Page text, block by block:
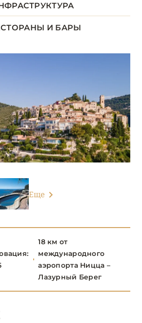
ЛУАРЫ
БЕРЕГ
Château de la Messardière
Hotel
Hotel
d’Or
И БАРЫ
Еще
18 км от
международного
аэропорта Ницца –
Лазурный Берег